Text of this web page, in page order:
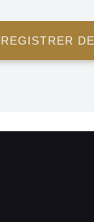
REGISTRER